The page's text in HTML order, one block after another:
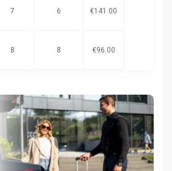
7 6 €141.00
8 8 €96.00